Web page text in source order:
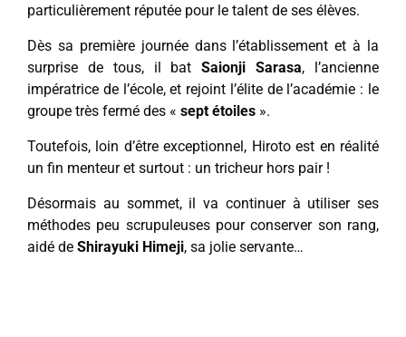
particulièrement réputée pour le talent de ses élèves.
Dès sa première journée dans l’établissement et à la
surprise de tous, il batSaionji Sarasa, l’ancienne
impératrice de l’école, et rejoint l’élite de l’académie : le
groupe très fermé des « sept étoiles ».
Toutefois, loin d’être exceptionnel, Hiroto est en réalité
un fin menteur et surtout : un tricheur hors pair !
Désormais au sommet, il va continuer à utiliser ses
méthodes peu scrupuleuses pour conserver son rang,
aidé de Shirayuki Himeji, sa jolie servante…